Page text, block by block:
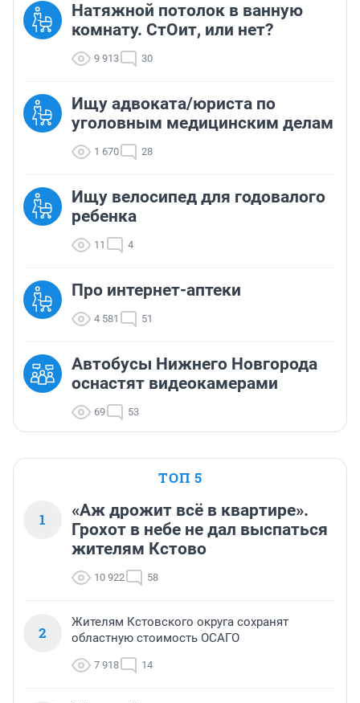
Натяжной потолок в ванную
комнату. СтОит, или нет?
9 913 30
Ищу адвоката/юриста по
уголовным медицинским делам
1 670 28
Ищу велосипед для годовалого
ребенка
11 4
Про интернет-аптеки
4 581 51
Автобусы Нижнего Новгорода
оснастят видеокамерами
69 53
ТОП 5
1
«Аж дрожит всё в квартире».
Грохот в небе не дал выспаться
жителям Кстово
10 922 58
2
Жителям Кстовского округа сохранят
областную стоимость ОСАГО
7 918 14